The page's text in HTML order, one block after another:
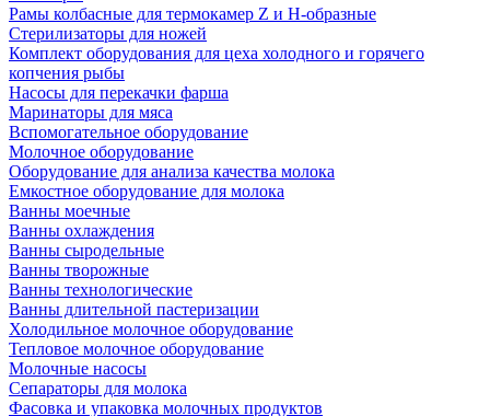
Рамы колбасные для термокамер Z и H-образные
Стерилизаторы для ножей
Комплект оборудования для цеха холодного и горячего
копчения рыбы
Насосы для перекачки фарша
Маринаторы для мяса
Вспомогательное оборудование
Молочное оборудование
Оборудование для анализа качества молока
Емкостное оборудование для молока
Ванны моечные
Ванны охлаждения
Ванны сыродельные
Ванны творожные
Ванны технологические
Ванны длительной пастеризации
Холодильное молочное оборудование
Тепловое молочное оборудование
Молочные насосы
Сепараторы для молока
Фасовка и упаковка молочных продуктов